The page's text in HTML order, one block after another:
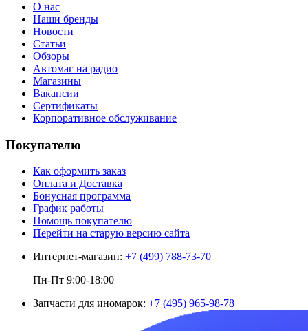
О нас
Наши бренды
Новости
Статьи
Обзоры
Автомаг на радио
Магазины
Вакансии
Сертификаты
Корпоративное обслуживание
Покупателю
Как оформить заказ
Оплата и Доставка
Бонусная программа
График работы
Помощь покупателю
Перейти на старую версию сайта
Интернет-магазин: +7 (499) 788-73-70
Пн-Пт 9:00-18:00
Запчасти для иномарок: +7 (495) 965-98-78